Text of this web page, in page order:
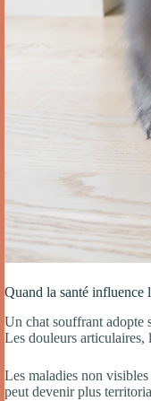
Quand la santé influence
Un chat souffrant adopte
Les douleurs articulaires,
Les maladies non
peut devenir plus